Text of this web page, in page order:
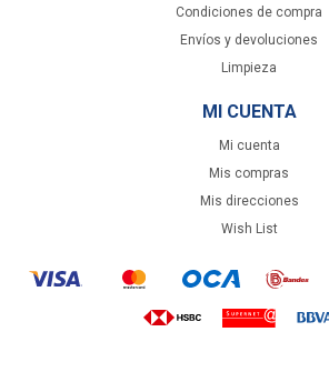
Condiciones de compra
Envíos y devoluciones
Limpieza
MI CUENTA
Mi cuenta
Mis compras
Mis direcciones
Wish List